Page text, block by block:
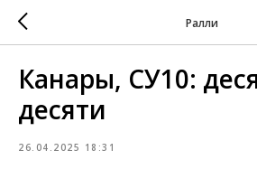
Ралли
Канары, СУ10:
десяти
26.04.2025 18:31